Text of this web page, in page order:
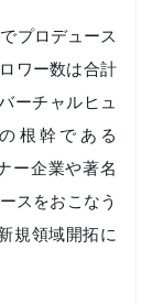
プロデュース
ワー数は合計
ーチャルヒュ
根幹である
ー企業や著名
スをおこなう
規領域開拓に